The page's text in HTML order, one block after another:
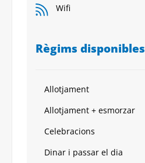
Wifi
Règims disponibles
Allotjament
Allotjament + esmorzar
Celebracions
Dinar i passar el dia